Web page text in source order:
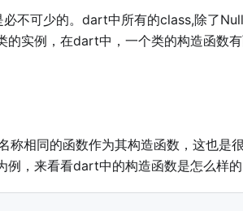
不可少的。dart中所有的class,除了
实例，在dart中，一个类的构造函数
相同的函数作为其构造函数，这也是
，来看看dart中的构造函数是怎么样的